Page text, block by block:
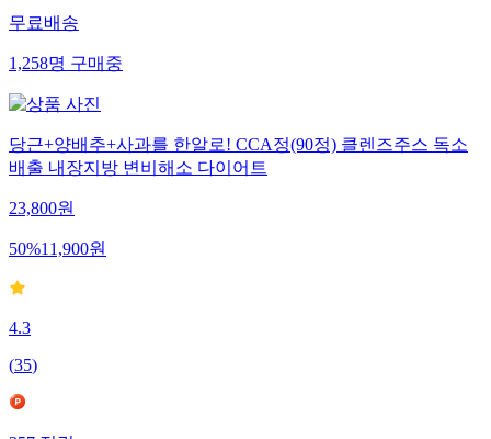
무료배송
1,258명구매중
당근+양배추+사과를 한알로! CCA정(90정) 클렌즈주스 독소
배출 내장지방 변비해소 다이어트
23,800원
50%11,900원
4.3
(35)